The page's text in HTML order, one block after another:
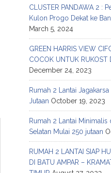
CLUSTER PANDAWA 2 :
Kulon Progo Dekat ke
March 5, 2024
GREEN HARRIS VIEW
COCOK UNTUK RUKOST
December 24, 2023
Rumah 2 Lantai
Jutaan October 19, 2023
Rumah 2 Lantai Minimalis
Selatan Mulai 250 jutaan
RUMAH 2 LANTAI SIAP
DI BATU AMPAR –